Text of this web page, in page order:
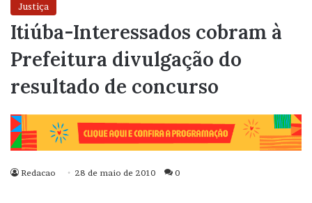
Justiça
Itiúba-Interessados cobram à
Prefeitura divulgação do
resultado de concurso
Redacao 28 de maio de 2010 0